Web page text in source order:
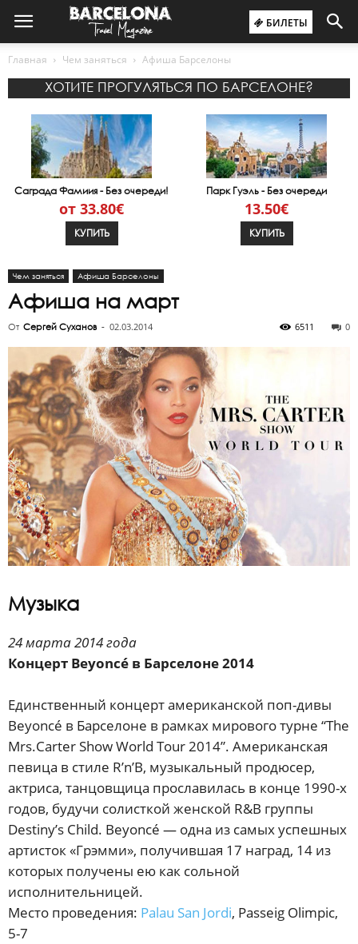
БИЛЕТЫ
Главная Чем заняться Афиша Барселоны
ХОТИТЕ ПРОГУЛЯТЬСЯ ПО БАРСЕЛОНЕ?
Саграда Фамиия - Без очереди!
от 33.80€
КУПИТЬ
Парк Гуэль - Без очереди
13.50€
КУПИТЬ
Чем заняться Афиша Барселоны
Афиша на март
От Сергей Суханов - 02.03.2014 0
6511
Музыка
24 марта 2014 года
Концерт Beyoncé в Барселоне 2014
Единственный концерт американской поп-дивы
Beyoncé в Барселоне в рамках мирового турне “The
Mrs.Carter Show World Tour 2014”. Американская
певица в стиле R’n’B, музыкальный продюсер,
актриса, танцовщица прославилась в конце 1990-х
годов, будучи солисткой женской R&B группы
Destiny’s Child. Beyoncé — одна из самых успешных
артисток «Грэмми», получившая 17 наград, 14 из
которых получены ею как сольной
исполнительницей.
Место проведения: Palau San Jordi, Passeig Olimpic,
5-7